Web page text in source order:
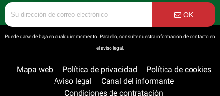
OK
Puede darse de baja en cualquier momento. Para ello, consulte nuestra información de contacto en
el aviso legal.
Mapa web Política de privacidad
Política de cookies
Aviso legal
Canal del informante
Condiciones de contratación